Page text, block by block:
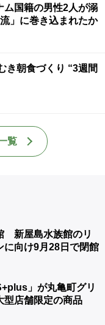
ム国籍の男性2人が溺
」に巻き込まれたか
き朝食づくり “3週間
覧
新屋島水族館のリ
に向け9月28日で閉館
」が丸亀町グリ
店舗限定の商品